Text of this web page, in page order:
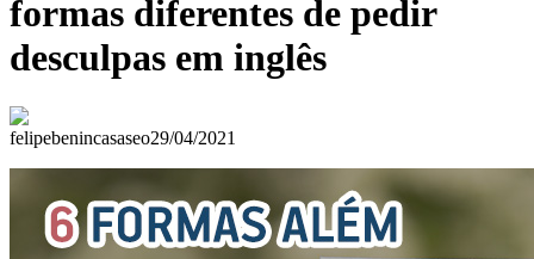
formas diferentes de pedir
desculpas em inglês
felipebenincasaseo29/04/2021